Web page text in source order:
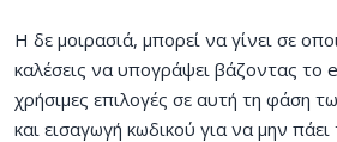
Η δε μοιρασιά, μπορεί να γίνει σε
καλέσεις να υπογράψει βάζοντας το
χρήσιμες επιλογές σε αυτή τη φάση
και εισαγωγή κωδικού για να μην